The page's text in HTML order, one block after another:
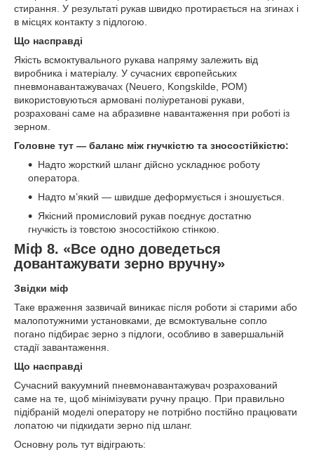
стирання. У результаті рукав швидко протирається на згинах і
в місцях контакту з підлогою.
Що насправді
Якість всмоктувального рукава напряму залежить від
виробника і матеріалу. У сучасних європейських
пневмонавантажувачах (Neuero, Kongskilde, POM)
використовуються армовані поліуретанові рукави,
розраховані саме на абразивне навантаження при роботі із
зерном.
Головне тут — баланс між гнучкістю та зносостійкістю:
Надто жорсткий шланг дійсно ускладнює роботу
оператора.
Надто м’який — швидше деформується і зношується.
Якісний промисловий рукав поєднує достатню
гнучкість із товстою зносостійкою стінкою.
Міф 8. «Все одно доведеться
довантажувати зерно вручну»
Звідки міф
Таке враження зазвичай виникає після роботи зі старими або
малопотужними установками, де всмоктувальне сопло
погано підбирає зерно з підлоги, особливо в завершальній
стадії завантаження.
Що насправді
Сучасний вакуумний пневмонавантажувач розрахований
саме на те, щоб мінімізувати ручну працю. При правильно
підібраній моделі оператору не потрібно постійно працювати
лопатою чи підкидати зерно під шланг.
Основну роль тут відіграють: